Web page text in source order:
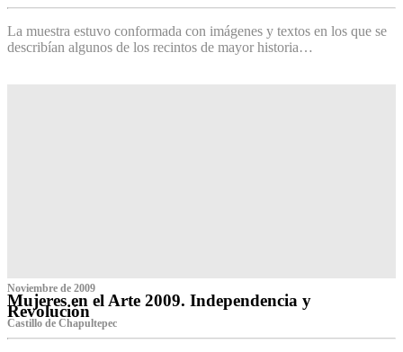
La muestra estuvo conformada con imágenes y textos en los que se
describían algunos de los recintos de mayor historia…
Noviembre de 2009
Mujeres en el Arte 2009. Independencia y
Revolución
Castillo de Chapultepec